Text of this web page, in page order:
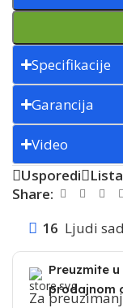
Specifikacije
Garancija
Video
Usporedi
Share:
16 Ljudi
Preuzmite
prodajnom
Za